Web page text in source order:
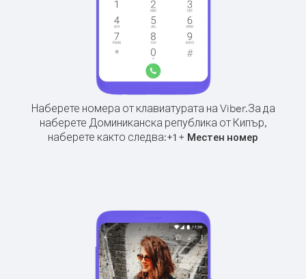
Наберете номера от клавиатурата на Viber.За да
наберете Доминиканска република от Кипър,
наберете както следва:+1 + Местен номер